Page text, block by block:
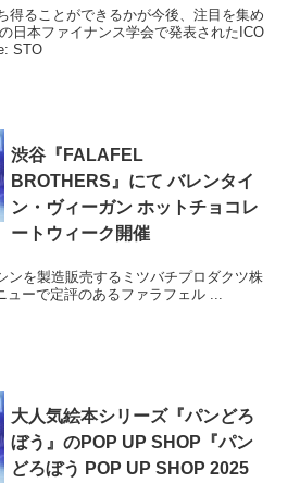
得ることができるかが今後、注目を集め
日本ファイナンス学会で発表されたICO
STO
渋谷『FALAFEL
BROTHERS』にて バレンタイ
ン・ヴィーガン ホットチョコレ
ートウィーク開催
ンを製造販売するミツバチプロダクツ株
ーで定評のあるファラフェル ...
大人気絵本シリーズ『パンどろ
ぼう』のPOP UP SHOP『パン
どろぼう POP UP SHOP 2025